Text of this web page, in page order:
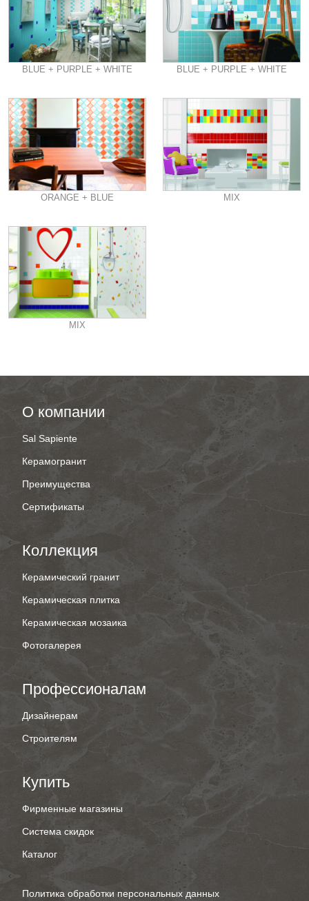
BLUE + PURPLE + WHITE BLUE + PURPLE + WHITE
ORANGE + BLUE MIX
MIX
О компании
Sal Sapiente
Керамогранит
Преимущества
Сертификаты
Коллекция
Керамический гранит
Керамическая плитка
Керамическая мозаика
Фотогалерея
Профессионалам
Дизайнерам
Строителям
Купить
Фирменные магазины
Система скидок
Каталог
Политика обработки персональных данных